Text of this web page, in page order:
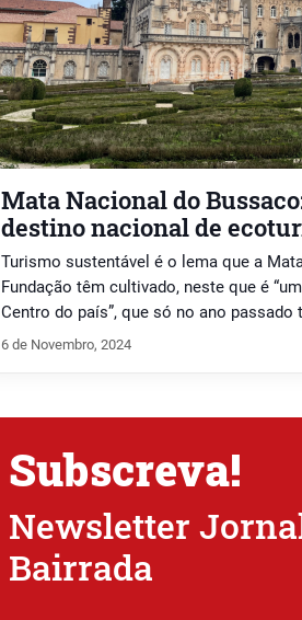
Mata Nacional do
destino nacional de
Turismo sustentável é o lema que a
Fundação têm cultivado, neste que é
Centro do país”, que só no ano
diversas partes do mundo”, afirma
6 de Novembro, 2024
Subscreva!
Newsletter
Bairrada